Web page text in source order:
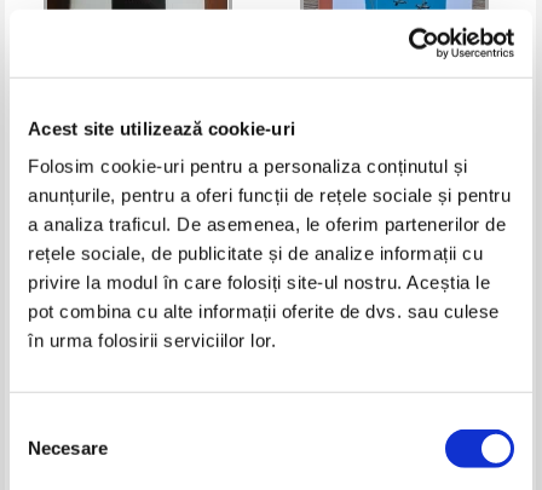
Acest site utilizează cookie-uri
Folosim cookie-uri pentru a personaliza conținutul și
anunțurile, pentru a oferi funcții de rețele sociale și pentru
a analiza traficul. De asemenea, le oferim partenerilor de
rețele sociale, de publicitate și de analize informații cu
privire la modul în care folosiți site-ul nostru. Aceștia le
pot combina cu alte informații oferite de dvs. sau culese
în urma folosirii serviciilor lor.
consimțământului
Necesare
Hugh Trevor - Roper - Ultimele
zile ale lui Hitler
Pret: 10,00Lei 6,50 Lei
Adaugă în coș
Mike Ford - Tuskegee airmen
Pret:21,00Lei 8,40 Lei
Adaugă în coș
-40%